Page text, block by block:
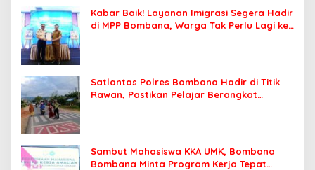
Kabar Baik! Layanan Imigrasi Segera Hadir
di MPP Bombana, Warga Tak Perlu Lagi ke
Satlantas Polres Bombana Hadir di Titik
Rawan, Pastikan Pelajar Berangkat
Sambut Mahasiswa KKA UMK, Bombana
Bombana Minta Program Kerja Tepat